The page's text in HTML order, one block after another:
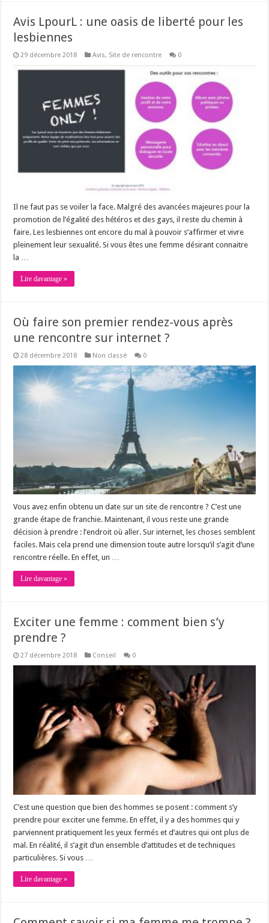
Avis LpourL : une oasis de liberté pour les
lesbiennes
29 décembre 2018 Avis, Site de rencontre 0
Il ne faut pas se voiler la face. Malgré des avancées majeures pour la
promotion de l’égalité des hétéros et des gays, il reste du chemin à
faire. Les lesbiennes ont encore du mal à pouvoir s’affirmer et vivre
pleinement leur sexualité. Si vous êtes une femme désirant connaitre
la …
Lire davantage »
Où faire son premier rendez-vous après
une rencontre sur internet ?
28 décembre 2018 Non classé 0
Vous avez enfin obtenu un date sur un site de rencontre ? C’est une
grande étape de franchie. Maintenant, il vous reste une grande
décision à prendre : l’endroit où aller. Sur internet, les choses semblent
faciles. Mais cela prend une dimension toute autre lorsqu’il s’agit d’une
rencontre réelle. En effet, un …
Lire davantage »
Exciter une femme : comment bien s’y
prendre ?
27 décembre 2018 Conseil 0
C’est une question que bien des hommes se posent : comment s’y
prendre pour exciter une femme. En effet, il y a des hommes qui y
parviennent pratiquement les yeux fermés et d’autres qui ont plus de
mal. En réalité, il s’agit d’un ensemble d’attitudes et de techniques
particulières. Si vous …
Lire davantage »